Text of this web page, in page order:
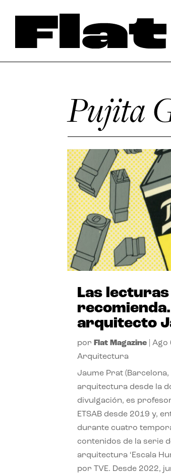
Pujita
Las
arquitecto
por Flat Magazine |Ago
Arquitectura
Jaume Prat
arquitectura desde la
divulgación, es
ETSAB desde 2019 y,
durante cuatro
contenidos de la serie
arquitectura ‘Escala
por TVE. Desde 2022,